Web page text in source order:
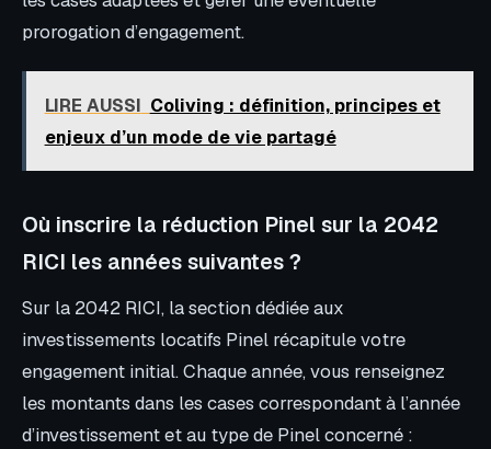
prorogation d’engagement.
LIRE AUSSI Coliving : définition, principes et
enjeux d’un mode de vie partagé
Où inscrire la réduction Pinel sur la 2042
RICI les années suivantes ?
Sur la 2042 RICI, la section dédiée aux
investissements locatifs Pinel récapitule votre
engagement initial. Chaque année, vous renseignez
les montants dans les cases correspondant à l’année
d’investissement et au type de Pinel concerné :